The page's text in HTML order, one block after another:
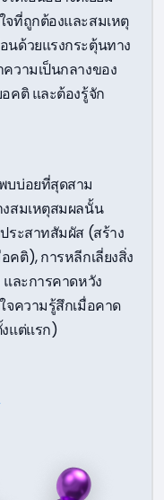
จที่ถูกต้องและสมเหตุ
นด้วยแรงกระตุ้นทาง
วามเป็นกลางของ
คติ และต้องรู้จัก
บบ่อยที่สุดสาม
สมเหตุสมผลนั้น
ระสาทสัมผัส (สร้าง
ติ), การหลีกเลี่ยงสิ่ง
ละการคาดหวัง
จความรู้สึกเมื่อคาด
แต่แรก)